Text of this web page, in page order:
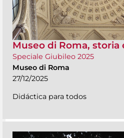
Museo di Roma, storia
Speciale Giubileo 2025
Museo di Roma
27/12/2025
Didáctica para todos